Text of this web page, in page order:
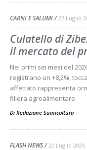
CARNI E SALUMI 27 Luglio
Culatello di
il mercato del
Nei primi sei mesi del
registrano un +8,2%,
affettato rappresenta
filiera agroalimentare
Di Redazione Suinicoltura -
FLASH NEWS 22 Luglio 2026